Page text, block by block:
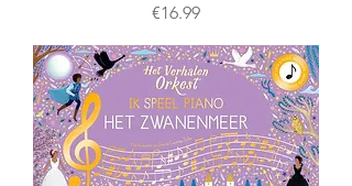
Prijs
€16.99